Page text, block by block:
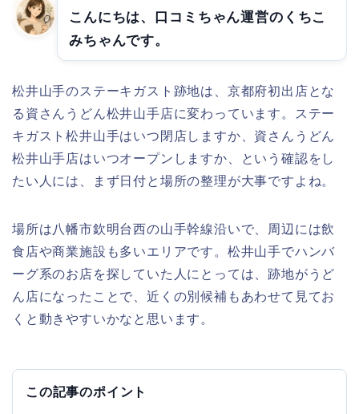
こんにちは、口コミちゃん運営のくちこ
みちゃんです。
松井山手のステーキガスト跡地は、京都府初出店とな
る資さんうどん松井山手店に変わっています。ステー
キガスト松井山手はいつ閉店しますか、資さんうどん
松井山手店はいつオープンしますか、という確認をし
たい人には、まず日付と場所の整理が大事ですよね。
場所は八幡市欽明台西の山手幹線沿いで、周辺には飲
食店や商業施設も多いエリアです。松井山手でハンバ
ーグ系のお店を探していた人にとっては、跡地がうど
ん店になったことで、近くの別候補もあわせて見てお
くと動きやすいかなと思います。
この記事のポイント